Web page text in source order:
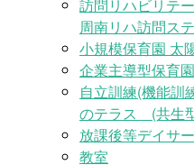
訪問リハビリテ
周南リハ訪問ス
小規模保育園 太
企業主導型保育
自立訓練(機能
のテラス (共生
放課後等デイサ
教室